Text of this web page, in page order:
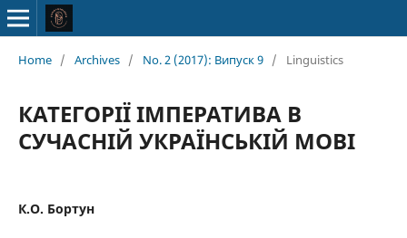
Home / Archives / No. 2 (2017): Випуск 9 / Linguistics
КАТЕГОРІЇ ІМПЕРАТИВА В
СУЧАСНІЙ УКРАЇНСЬКІЙ МОВІ
К.О. Бортун